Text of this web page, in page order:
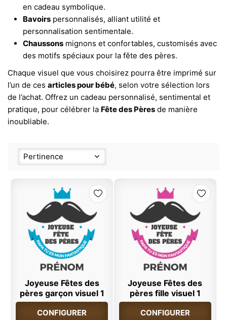
en cadeau symbolique.
Bavoirs personnalisés, alliant utilité et
personnalisation sentimentale.
Chaussons mignons et confortables, customisés avec
des motifs spéciaux pour la fête des pères.
Chaque visuel que vous choisirez pourra être imprimé sur
l’un de ces articles pour bébé, selon votre sélection lors
de l’achat. Offrez un cadeau personnalisé, sentimental et
pratique, pour célébrer la Fête des Pères de manière
inoubliable.
Pertinence
Joyeuse Fêtes des
pères garçon visuel 1
CONFIGURER
Joyeuse Fêtes des
pères fille visuel 1
CONFIGURER